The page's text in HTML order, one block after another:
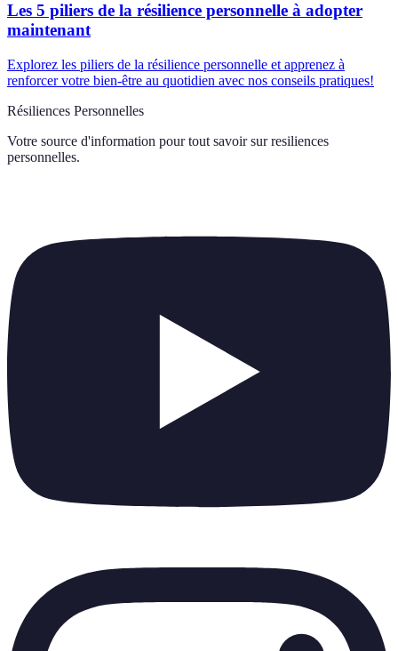
Les 5 piliers de la résilience personnelle à adopter
maintenant
Explorez les piliers de la résilience personnelle et apprenez à
renforcer votre bien-être au quotidien avec nos conseils pratiques!
Résiliences Personnelles
Votre source d'information pour tout savoir sur resiliences
personnelles.